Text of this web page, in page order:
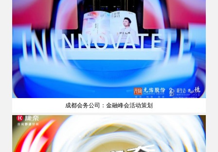
成都会务公司：金融峰会活动策划